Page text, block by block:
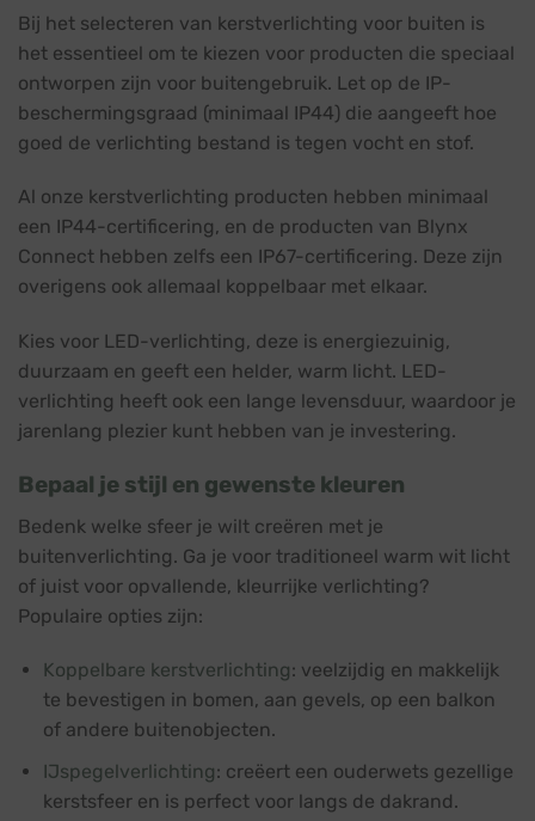
Bij het selecteren van kerstverlichting voor buiten is
het essentieel om te kiezen voor producten die speciaal
ontworpen zijn voor buitengebruik. Let op de IP-
beschermingsgraad (minimaal IP44) die aangeeft hoe
goed de verlichting bestand is tegen vocht en stof.
Al onze kerstverlichting producten hebben minimaal
een IP44-certificering, en de producten van Blynx
Connect hebben zelfs een IP67-certificering. Deze zijn
overigens ook allemaal koppelbaar met elkaar.
Kies voor LED-verlichting, deze is energiezuinig,
duurzaam en geeft een helder, warm licht. LED-
verlichting heeft ook een lange levensduur, waardoor je
jarenlang plezier kunt hebben van je investering.
Bepaal je stijl en gewenste kleuren
Bedenk welke sfeer je wilt creëren met je
buitenverlichting. Ga je voor traditioneel warm wit licht
of juist voor opvallende, kleurrijke verlichting?
Populaire opties zijn:
Koppelbare kerstverlichting: veelzijdig en makkelijk
te bevestigen in bomen, aan gevels, op een balkon
of andere buitenobjecten.
IJspegelverlichting: creëert een ouderwets gezellige
kerstsfeer en is perfect voor langs de dakrand.